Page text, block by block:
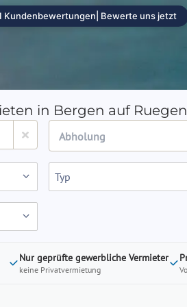
in Bergen auf Ruegen
forward
to
calendar
and
Typ
Nur geprüfte gewerbliche Vermieter
keine Privatvermietung
Kundenbewertungen | Bewerte uns jetzt